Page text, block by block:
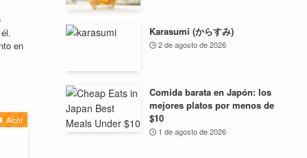
en
Aichi
Karasumi (からすみ)
2 de agosto de 2026
Comida barata en Japón: los
mejores platos por menos de
$10
1 de agosto de 2026